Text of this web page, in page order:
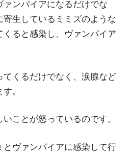
ァンパイアになるだけでな
寄生しているミミズのような
ると感染し、ヴァンパイア
てくるだけでなく、涙腺など
。
ことが怒っているのです。
とヴァンパイアに感染して行